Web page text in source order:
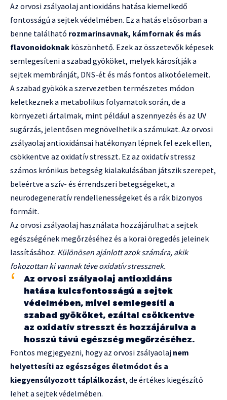
Az orvosi zsályaolaj antioxidáns hatása kiemelkedő
fontosságú a sejtek védelmében. Ez a hatás elsősorban a
benne található rozmarinsavnak, kámfornak és más
flavonoidoknak köszönhető. Ezek az összetevők képesek
semlegesíteni a szabad gyököket, melyek károsítják a
sejtek membránját, DNS-ét és más fontos alkotóelemeit.
A szabad gyökök a szervezetben természetes módon
keletkeznek a metabolikus folyamatok során, de a
környezeti ártalmak, mint például a szennyezés és az UV
sugárzás, jelentősen megnövelhetik a számukat. Az orvosi
zsályaolaj antioxidánsai hatékonyan lépnek fel ezek ellen,
csökkentve az oxidatív stresszt. Ez az oxidatív stressz
számos krónikus betegség kialakulásában játszik szerepet,
beleértve a szív- és érrendszeri betegségeket, a
neurodegeneratív rendellenességeket és a rák bizonyos
formáit.
Az orvosi zsályaolaj használata hozzájárulhat a sejtek
egészségének megőrzéséhez és a korai öregedés jeleinek
lassításához. Különösen ajánlott azok számára, akik
fokozottan ki vannak téve oxidatív stressznek.
Az orvosi zsályaolaj antioxidáns
hatása kulcsfontosságú a sejtek
védelmében, mivel semlegesíti a
szabad gyököket, ezáltal csökkentve
az oxidatív stresszt és hozzájárulva a
hosszú távú egészség megőrzéséhez.
Fontos megjegyezni, hogy az orvosi zsályaolaj nem
helyettesíti az egészséges életmódot és a
kiegyensúlyozott táplálkozást, de értékes kiegészítő
lehet a sejtek védelmében.